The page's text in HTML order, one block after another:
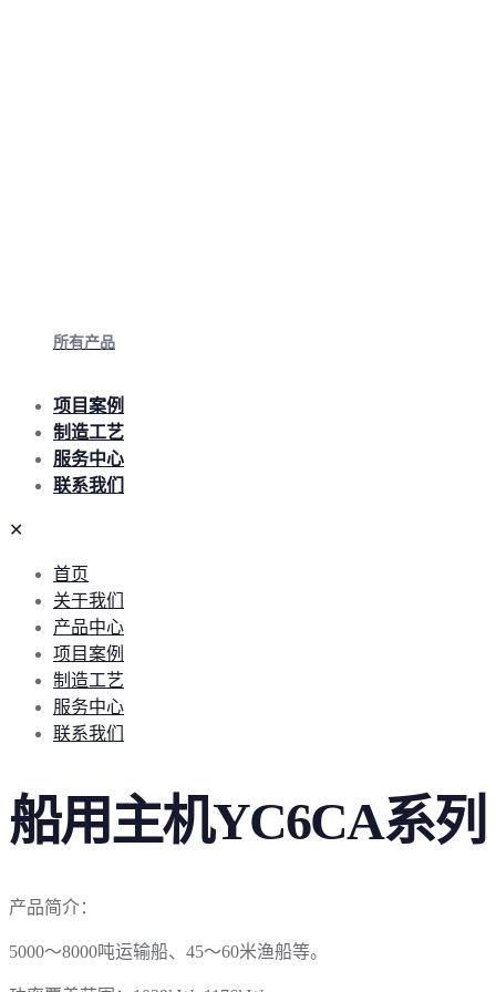
所有产品
项目案例
制造工艺
服务中心
联系我们
✕
首页
关于我们
产品中心
项目案例
制造工艺
服务中心
联系我们
船用主机YC6CA系列
产品简介：
5000～8000吨运输船、45～60米渔船等。